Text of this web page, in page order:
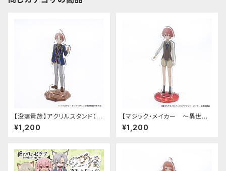
【没落貴族】アクリルスタンド（リ
アム）
¥1,200
【マジック・メイカー ～異世界
魔法の作り方～】アクリルスタン
ド（シオン）
¥1,200